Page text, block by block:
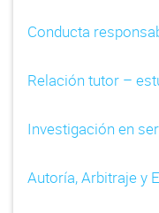
Conducta
Relación tutor –
Investigación en
Autoría, Arbitraje y